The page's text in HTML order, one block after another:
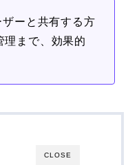
ーと共有する方
理まで、効果的
CLOSE